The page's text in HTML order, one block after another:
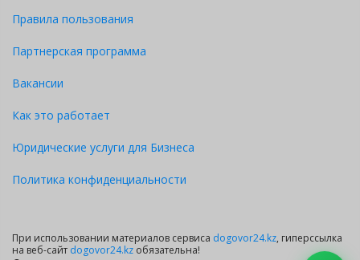
Правила пользования
Партнерская программа
Вакансии
Как это работает
Юридические услуги для Бизнеса
Политика конфиденциальности
При использовании материалов сервиса dogovor24.kz, гиперссылка
на веб-сайт dogovor24.kz обязательна!